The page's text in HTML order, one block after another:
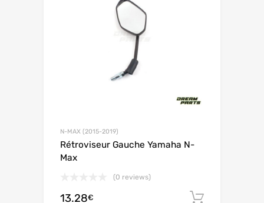
N-MAX (2015-2019)
Rétroviseur Gauche Yamaha N-
Max
(0 reviews)
13.28€